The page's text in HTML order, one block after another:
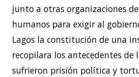
junto a otras organizaciones
humanos para exigir al
Lagos la constitución de una
recopilara los antecedentes de
sufrieron prisión política y